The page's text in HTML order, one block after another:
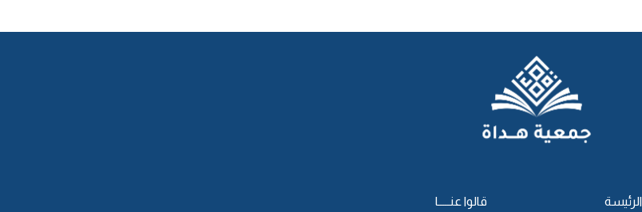
الرئيسة قالوا عنـــــا